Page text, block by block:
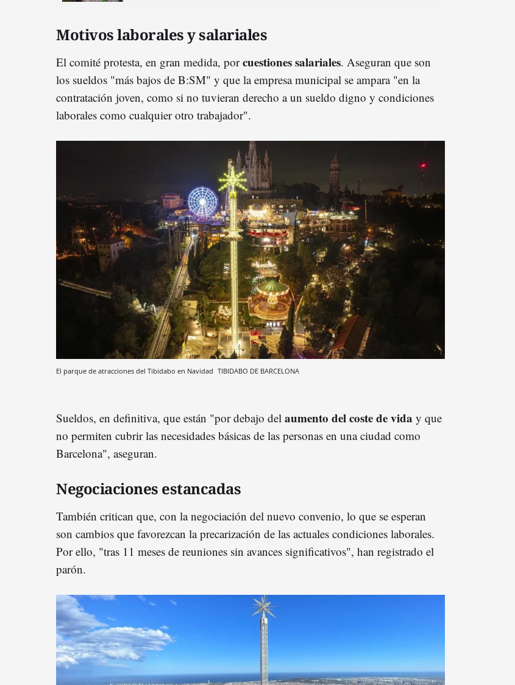
Motivos laborales y salariales
El comité protesta, en gran medida, porcuestiones salariales. Aseguran que son
los sueldos "más bajos de B:SM" y que la empresa municipal se ampara "en la
contratación joven, como si no tuvieran derecho a un sueldo digno y condiciones
laborales como cualquier otro trabajador".
El parque de atracciones del Tibidabo en Navidad TIBIDABO DE BARCELONA
Sueldos, en definitiva, que están "por debajo del aumento del coste de vida y que
no permiten cubrir las necesidades básicas de las personas en una ciudad como
Barcelona", aseguran.
Negociaciones estancadas
También critican que, con la negociación del nuevo convenio, lo que se esperan
son cambios que favorezcan la precarización de las actuales condiciones laborales.
Por ello, "tras 11 meses de reuniones sin avances significativos", han registrado el
parón.